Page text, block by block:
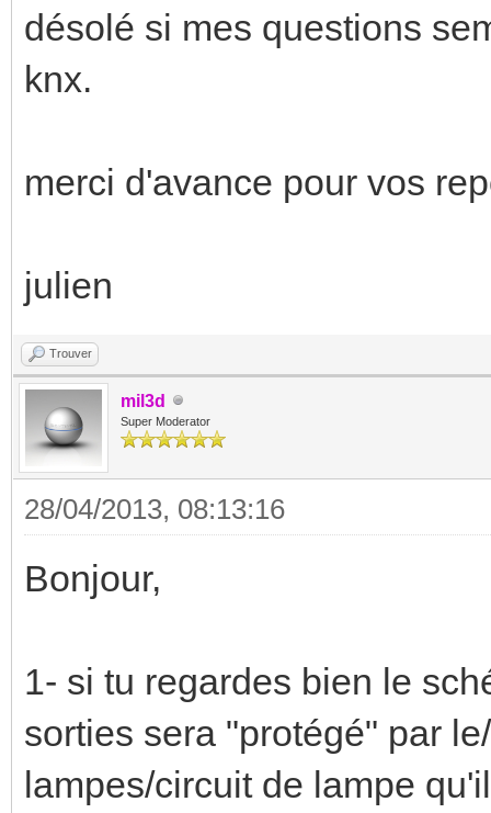
désolé si mes questions
knx.
merci d'avance pour vos
julien
Trouver
mil3d
Super Moderator
28/04/2013, 08:13:16
Bonjour,
1- si tu regardes bien le
sorties sera "protégé" par
lampes/circuit de lampe